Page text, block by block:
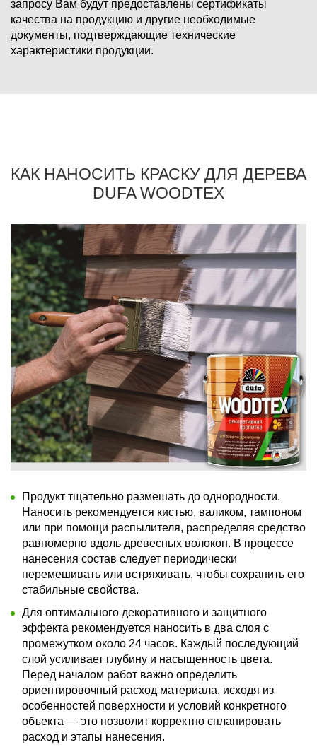
запросу Вам будут предоставлены сертификаты
качества на продукцию и другие необходимые
документы, подтверждающие технические
характеристики продукции.
КАК НАНОСИТЬ КРАСКУ ДЛЯ ДЕРЕВА
DUFA WOODTEX
Продукт тщательно размешать до однородности.
Наносить рекомендуется кистью, валиком, тампоном
или при помощи распылителя, распределяя средство
равномерно вдоль древесных волокон. В процессе
нанесения состав следует периодически
перемешивать или встряхивать, чтобы сохранить его
стабильные свойства.
Для оптимального декоративного и защитного
эффекта рекомендуется наносить в два слоя с
промежутком около 24 часов. Каждый последующий
слой усиливает глубину и насыщенность цвета.
Перед началом работ важно определить
ориентировочный расход материала, исходя из
особенностей поверхности и условий конкретного
объекта — это позволит корректно спланировать
расход и этапы нанесения.